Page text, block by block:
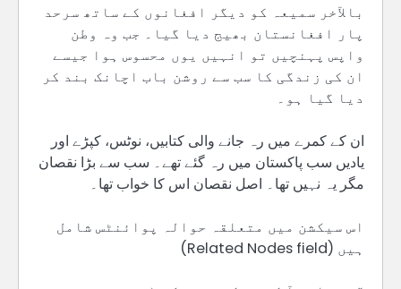
بالآخر سمیعہ کو دیگر افغانوں کے ساتھ سرحد
پار افغانستان بھیج دیا گیا۔ جب وہ وطن
واپس پہنچیں تو انہیں یوں محسوس ہوا جیسے
ان کی زندگی کا سب سے روشن باب اچانک بند کر
دیا گیا ہو۔
ان کے کمرے میں رہ جانے والی کتابیں، نوٹس، کپڑے اور
یادیں سب پاکستان میں رہ گئے تھے۔ سب سے بڑا نقصان
مگر یہ نہیں تھا۔ اصل نقصان اس کا خواب تھا۔
اس سیکشن میں متعلقہ حوالہ پوائنٹس شامل
ہیں (Related Nodes field)